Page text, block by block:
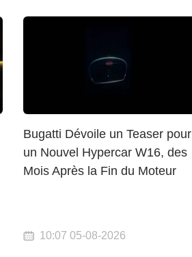
Bugatti Dévoile un Teaser pour
un Nouvel Hypercar W16, des
Mois Après la Fin du Moteur
10:07 05-08-2026